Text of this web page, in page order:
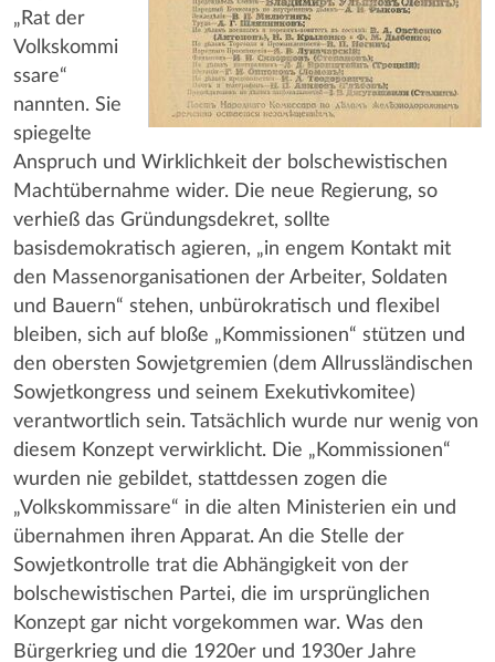
„Rat der
Volkskommi
ssare“
nannten. Sie
spiegelte
Anspruch und Wirklichkeit der bolschewistischen
Machtübernahme wider. Die neue Regierung, so
verhieß das Gründungsdekret, sollte
basisdemokratisch agieren, „in engem Kontakt mit
den Massenorganisationen der Arbeiter, Soldaten
und Bauern“ stehen, unbürokratisch und flexibel
bleiben, sich auf bloße „Kommissionen“ stützen und
den obersten Sowjetgremien (dem Allrussländischen
Sowjetkongress und seinem Exekutivkomitee)
verantwortlich sein. Tatsächlich wurde nur wenig von
diesem Konzept verwirklicht. Die „Kommissionen“
wurden nie gebildet, stattdessen zogen die
„Volkskommissare“ in die alten Ministerien ein und
übernahmen ihren Apparat. An die Stelle der
Sowjetkontrolle trat die Abhängigkeit von der
bolschewistischen Partei, die im ursprünglichen
Konzept gar nicht vorgekommen war. Was den
Bürgerkrieg und die 1920er und 1930er Jahre